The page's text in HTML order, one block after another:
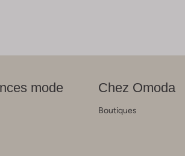
mode Chez Omoda
Boutiques